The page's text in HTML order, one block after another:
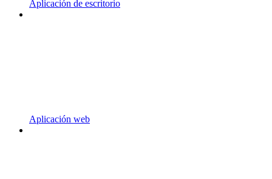
Aplicación de escritorio
Aplicación web